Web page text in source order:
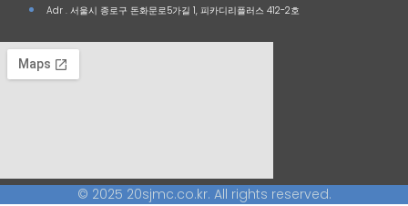
Adr . 서울시 종로구 돈화문로5가길 1, 피카디리플러스 412-2호
© 2025 20sjmc.co.kr. All rights reserved.